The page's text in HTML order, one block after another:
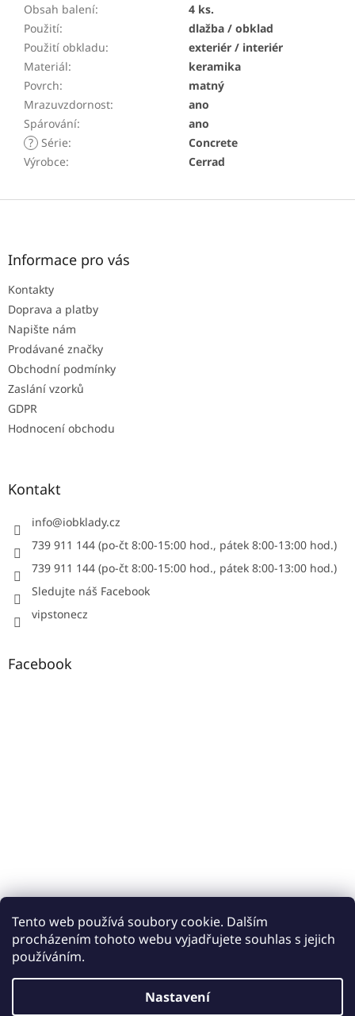
Tento web používá soubory cookie. Dalším
procházením tohoto webu vyjadřujete souhlas s jejich
používáním.
Nastavení
Obsah balení:
4 ks.
Použití:
dlažba / obklad
Použití obkladu:
exteriér / interiér
Materiál:
keramika
Povrch:
matný
Mrazuvzdornost:
ano
Spárování:
ano
? Série:
Concrete
Výrobce: Cerrad
Z
Informace pro vás
Kontakty
Doprava a platby
Napište nám
Prodávané značky
Obchodní podmínky
Zaslání vzorků
GDPR
Hodnocení obchodu
Kontakt
info@iobklady.cz
739 911 144 (po-čt 8:00-15:00 hod., pátek 8:00-13:00 hod.)
739 911 144 (po-čt 8:00-15:00 hod., pátek 8:00-13:00 hod.)
Sledujte náš Facebook
vipstonecz
Facebook